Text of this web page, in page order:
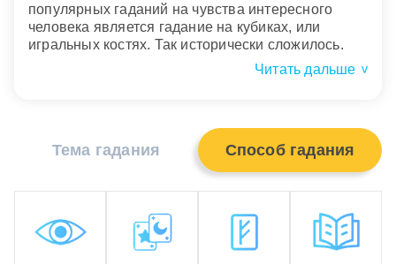
популярных гаданий на чувства интересного
человека является гадание на кубиках, или
игральных костях. Так исторически сложилось.
Читать дальше
>
Тема гадания Способ гадания